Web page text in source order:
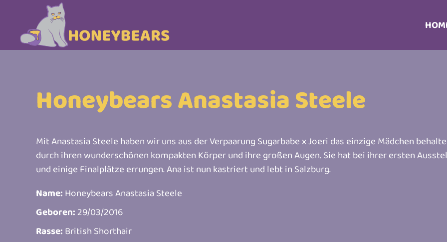
Skip to main content
Honeybears Anastasia Steele
Mit Anastasia Steele haben wir uns aus der Verpaarung Sugarbabe x Joeri das einzige Mädchen
durch ihren wunderschönen kompakten Körper und ihre großen Augen. Sie hat bei ihrer ersten
und einige Finalplätze errungen. Ana ist nun kastriert und lebt in Salzburg.
Name: Honeybears Anastasia Steele
Geboren: 29/03/2016
Rasse: British Shorthair